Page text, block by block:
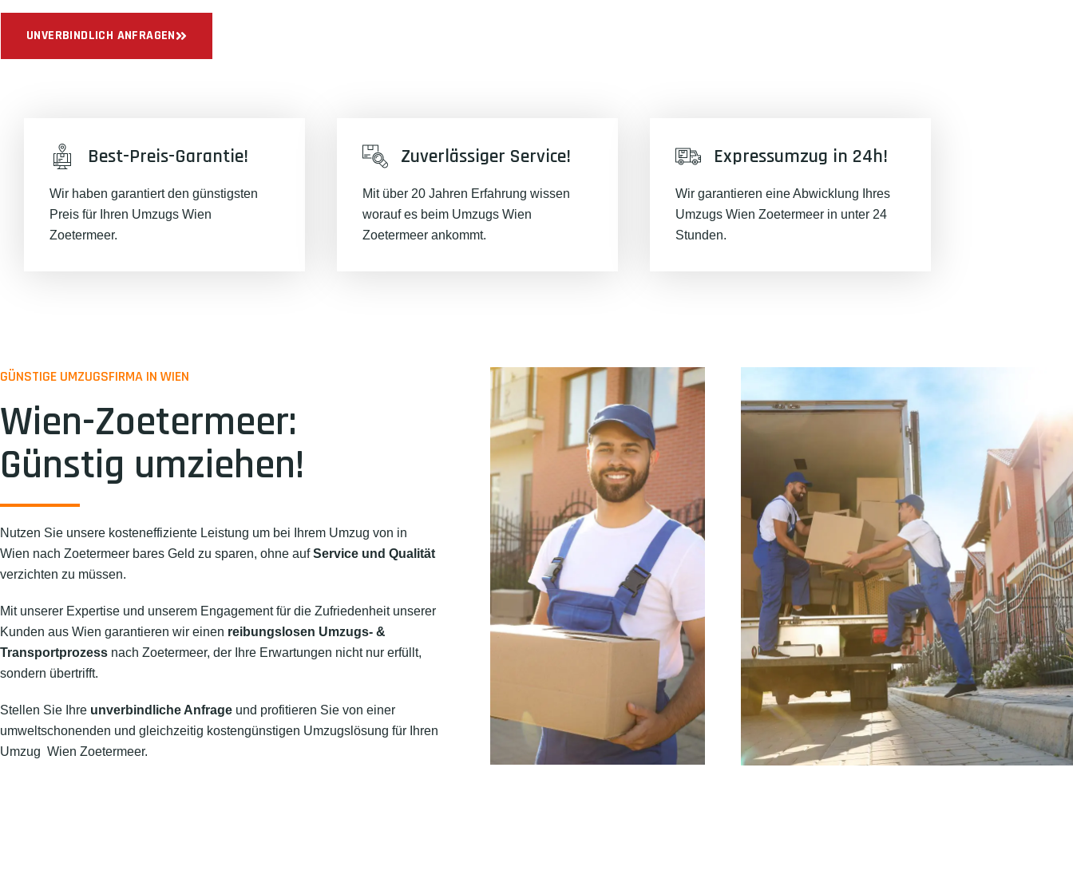
UNVERBINDLICH ANFRAGEN
Best-Preis-Garantie!
Wir haben garantiert den günstigsten
Preis für Ihren Umzugs Wien
Zoetermeer.
Zuverlässiger Service!
Mit über 20 Jahren Erfahrung wissen
worauf es beim Umzugs Wien
Zoetermeer ankommt.
Expressumzug in 24h!
Wir garantieren eine Abwicklung Ihres
Umzugs Wien Zoetermeer in unter 24
Stunden.
GÜNSTIGE UMZUGSFIRMA IN WIEN
Wien-Zoetermeer:
Günstig umziehen!
Nutzen Sie unsere kosteneffiziente Leistung um bei Ihrem Umzug von in
Wien nach Zoetermeer bares Geld zu sparen, ohne aufService und Qualität
verzichten zu müssen.
Mit unserer Expertise und unserem Engagement für die Zufriedenheit unserer
Kunden aus Wien garantieren wir einen reibungslosen Umzugs- &
Transportprozess nach Zoetermeer, der Ihre Erwartungen nicht nur erfüllt,
sondern übertrifft.
Stellen Sie Ihre unverbindliche Anfrage und profitieren Sie von einer
umweltschonenden und gleichzeitig kostengünstigen Umzugslösung für Ihren
Umzug Wien Zoetermeer.